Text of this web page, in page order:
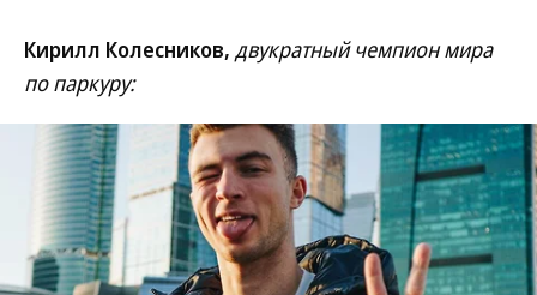
Кирилл Колесников, двукратный чемпион мира
по паркуру: